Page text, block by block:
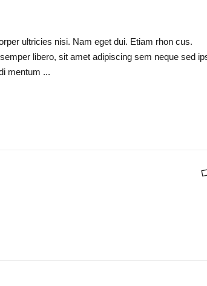
ultricies nisi. Nam eget dui. Etiam rhon cus.
libero, sit amet adipiscing sem neque sed
mentum